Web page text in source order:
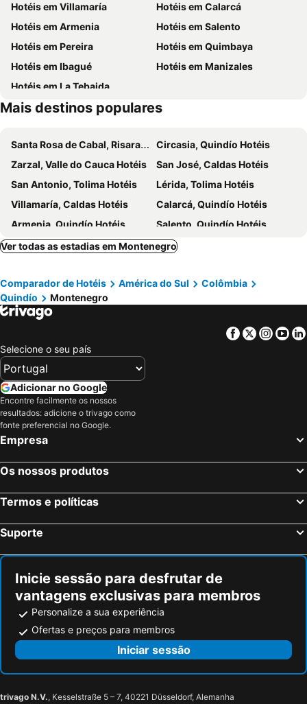
Universidad Tecnológica de Pereira
Zoológico Matecaña
Hotéis em Villamaría
Hotéis em Calarcá
Hotéis em Armenia
Hotéis em Salento
Hotéis em Pereira
Hotéis em Quimbaya
Hotéis em Ibagué
Hotéis em Manizales
Hotéis em La Tebaida
Mais destinos populares
Santa Rosa de Cabal, Risaralda Hotéis
Circasia, Quindío Hotéis
Zarzal, Valle do Cauca Hotéis
San José, Caldas Hotéis
San Antonio, Tolima Hotéis
Lérida, Tolima Hotéis
Villamaría, Caldas Hotéis
Calarcá, Quindío Hotéis
Armenia, Quindío Hotéis
Salento, Quindío Hotéis
Pereira, Risaralda Hotéis
Quimbaya, Quindío Hotéis
Yumbo, Valle do Cauca Hotéis Cartagena, Bolivar Hotéis
San Andres, San Andrés, Providencia and Santa Catalina Hotéis
Bogotá, Bogotá Hotéis
Medellin, Antioquia Hotéis
Cali, Valle do Cauca Hotéis
Tibasosa, Boyacá Hotéis
Ver todas as estadias em Montenegro
Comparador de Hotéis América do Sul
Colômbia
Quindío
Montenegro
Facebook
Twitter
Selecione o seu país
Adicionar no Google
Encontre facilmente os nossos
resultados: adicione o trivago como
fonte preferencial no Google.
Empresa
Os nossos produtos
Termos e políticas
Suporte
Inicie sessão para desfrutar de
vantagens exclusivas para membros
Personalize a sua experiência
Ofertas e preços para membros
Iniciar sessão
trivago N.V., Kesselstraße 5 – 7, 40221 Düsseldorf, Alemanha